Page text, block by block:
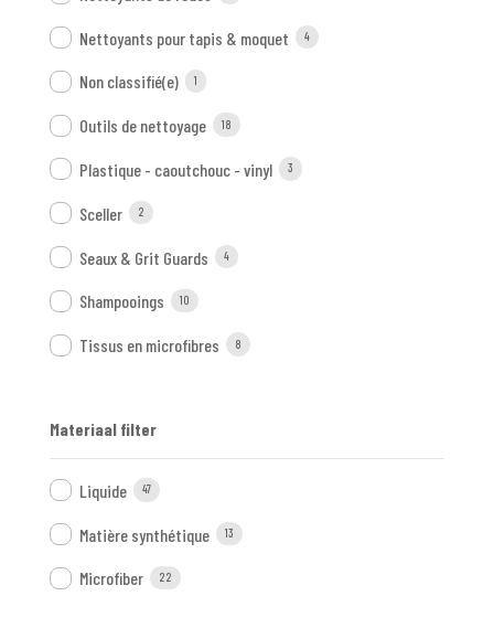
Nettoyants pour tapis & moquet 4
Non classifié(e) 1
Outils de nettoyage 18
Plastique - caoutchouc - vinyl 3
Sceller 2
Seaux & Grit Guards 4
Shampooings 10
Tissus en microfibres 8
Materiaal filter
Liquide 47
Matière synthétique 13
Microfiber 22